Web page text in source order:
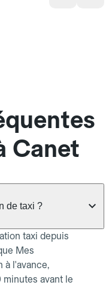
Canet
de taxi ?
taxi depuis
Mes
à l'avance,
avant le